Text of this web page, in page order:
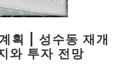
획 | 성수동 재개
와 투자 전망